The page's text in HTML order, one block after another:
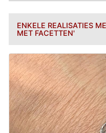
ENKELE REALISATIES
MET FACETTEN'